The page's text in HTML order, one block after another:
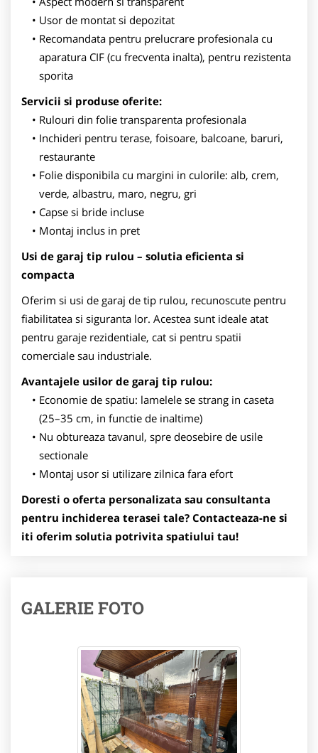
Usor de montat si depozitat
Recomandata pentru prelucrare profesionala cu
aparatura CIF (cu frecventa inalta), pentru rezistenta
sporita
Servicii si produse oferite:
Rulouri din folie transparenta profesionala
Inchideri pentru terase, foisoare, balcoane, baruri,
restaurante
Folie disponibila cu margini in culorile: alb, crem,
verde, albastru, maro, negru, gri
Capse si bride incluse
Montaj inclus in pret
Usi de garaj tip rulou – solutia eficienta si
compacta
Oferim si usi de garaj de tip rulou, recunoscute pentru
fiabilitatea si siguranta lor. Acestea sunt ideale atat
pentru garaje rezidentiale, cat si pentru spatii
comerciale sau industriale.
Avantajele usilor de garaj tip rulou:
Economie de spatiu: lamelele se strang in caseta
(25–35 cm, in functie de inaltime)
Nu obtureaza tavanul, spre deosebire de usile
sectionale
Montaj usor si utilizare zilnica fara efort
Doresti o oferta personalizata sau consultanta
pentru inchiderea terasei tale? Contacteaza-ne si
iti oferim solutia potrivita spatiului tau!
GALERIE FOTO